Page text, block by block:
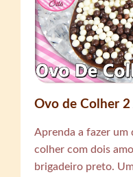
Ovo de Colher 2
Aprenda a fazer um
colher com dois
brigadeiro preto.